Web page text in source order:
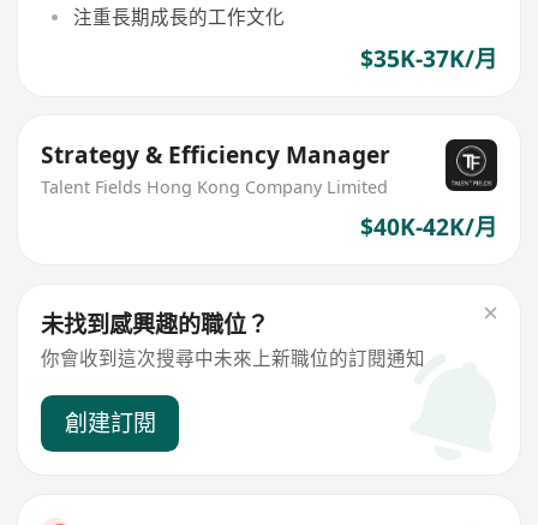
注重長期成長的工作文化
$35K-37K/月
Strategy & Efficiency Manager
Talent Fields Hong Kong Company Limited
$40K-42K/月
未找到感興趣的職位？
你會收到這次搜尋中未來上新職位的訂閱通知
創建訂閱